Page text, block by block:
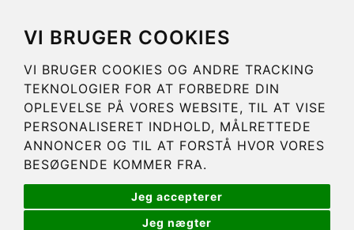
VI BRUGER COOKIES
VI BRUGER COOKIES OG ANDRE TRACKING
TEKNOLOGIER FOR AT FORBEDRE DIN
OPLEVELSE PÅ VORES WEBSITE, TIL AT VISE
PERSONALISERET INDHOLD, MÅLRETTEDE
ANNONCER OG TIL AT FORSTÅ HVOR VORES
BESØGENDE KOMMER FRA.
Jeg accepterer
Jeg nægter